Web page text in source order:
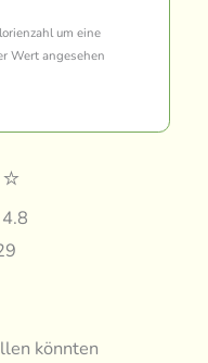
um eine
Wert angesehen
⭐
könnten